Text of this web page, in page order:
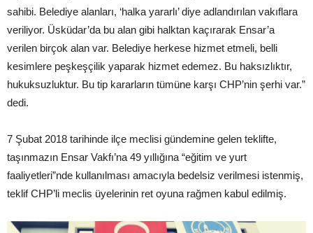
sahibi. Belediye alanları, ‘halka yararlı’ diye adlandırılan vakıflara
veriliyor. Üsküdar’da bu alan gibi halktan kaçırarak Ensar’a
verilen birçok alan var. Belediye herkese hizmet etmeli, belli
kesimlere peşkeşçilik yaparak hizmet edemez. Bu haksızlıktır,
hukuksuzluktur. Bu tip kararların tümüne karşı CHP’nin şerhi var.”
dedi.
7 Şubat 2018 tarihinde ilçe meclisi gündemine gelen teklifte,
taşınmazın Ensar Vakfı’na 49 yıllığına “eğitim ve yurt
faaliyetleri”nde kullanılması amacıyla bedelsiz verilmesi istenmiş,
teklif CHP’li meclis üyelerinin ret oyuna rağmen kabul edilmiş.